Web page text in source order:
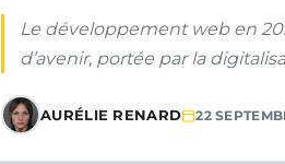
Le développement web en
d’avenir, portée par la
AURÉLIE RENARD 22